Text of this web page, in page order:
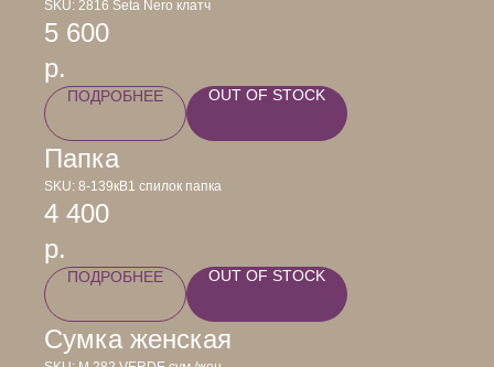
SKU: 2816 Seta Nero клатч
5 600
р.
ПОДРОБНЕЕ OUT OF STOCK
Папка
SKU: 8-139кB1 спилок папка
4 400
р.
ПОДРОБНЕЕ OUT OF STOCK
Сумка женская